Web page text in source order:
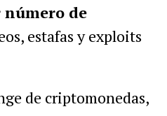
número de
estafas y exploits
de criptomonedas,